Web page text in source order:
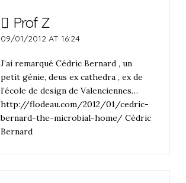
Prof Z
09/01/2012 AT 16:24
J’ai remarqué Cédric Bernard , un
petit génie, deus ex cathedra , ex de
l’école de design de Valenciennes…
http://flodeau.com/2012/01/cedric-
bernard-the-microbial-home/ Cédric
Bernard